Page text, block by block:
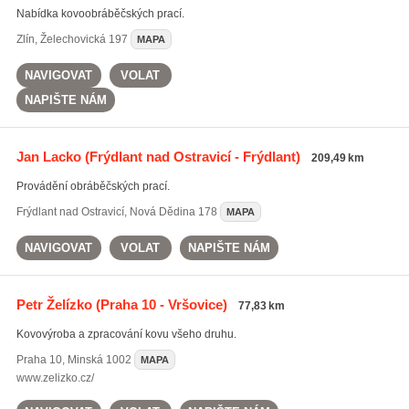
Nabídka kovoobráběčských prací.
Zlín, Želechovická 197 MAPA
NAVIGOVAT
VOLAT
NAPIŠTE NÁM
Jan Lacko(Frýdlant nad Ostravicí - Frýdlant) 209,49 km
Provádění obráběčských prací.
Frýdlant nad Ostravicí, Nová Dědina 178 MAPA
NAVIGOVAT VOLAT NAPIŠTE NÁM
Petr Želízko(Praha 10 - Vršovice) 77,83 km
Kovovýroba a zpracování kovu všeho druhu.
Praha 10, Minská 1002 MAPA
www.zelizko.cz/